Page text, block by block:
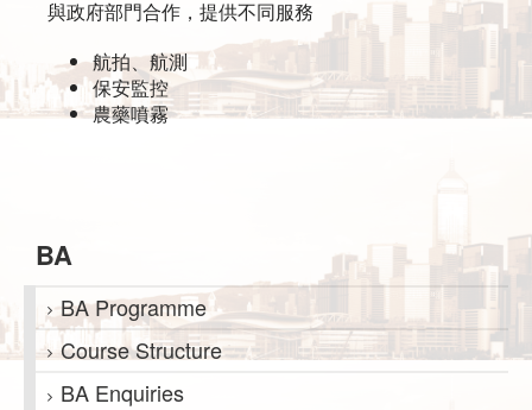
與政府部門合作，提供不同服務
航拍、航測
保安監控
農藥噴霧
BA
BA Programme
Course Structure
BA Enquiries